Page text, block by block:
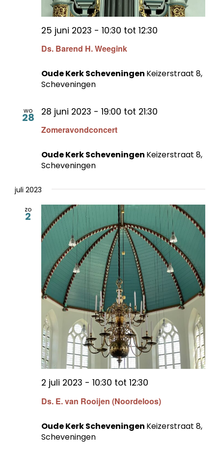
Ds. Barend H. Weegink
25 juni 2023 - 10:30 tot 12:30
Oude Kerk Scheveningen Keizerstraat 8,
Scheveningen
wo
28
Zomeravondconcert
28 juni 2023 - 19:00 tot 21:30
Oude Kerk Scheveningen Keizerstraat 8,
Scheveningen
juli 2023
zo
2
Ds. E. van Rooijen (Noordeloos)
2 juli 2023 - 10:30 tot 12:30
Oude Kerk Scheveningen Keizerstraat 8,
Scheveningen